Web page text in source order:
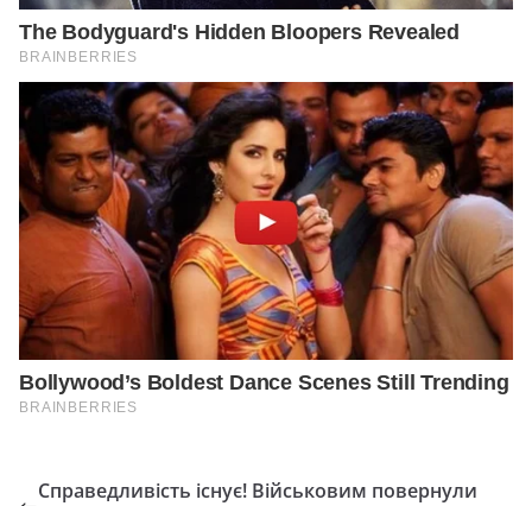
Справедливість існує! Військовим повернули